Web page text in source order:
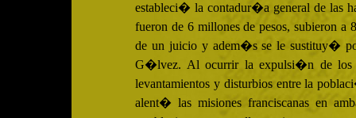
estableci� la contadur�a general de las
fueron de 6 millones de pesos, subieron
de un juicio y adem�s se le sustituy�
G�lvez. Al ocurrir la expulsi�n de los
levantamientos y disturbios entre la
alent� las misiones franciscanas en